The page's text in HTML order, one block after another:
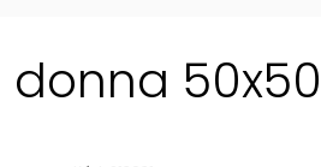
50x50